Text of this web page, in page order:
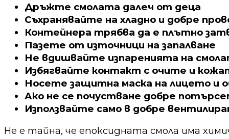
Дръжте смолата далеч от деца
Съхранявайте на хладно и добре
Контейнера трябва да е плътно
Пазете от източници на запалване
Не вдишвайте изпаренията на
Избягвайте контакт с очите и
Носете защитна маска на лицето и
Ако не се почустване добре
Използвайте само в добре
Не е тайна, че епоксидната смола има